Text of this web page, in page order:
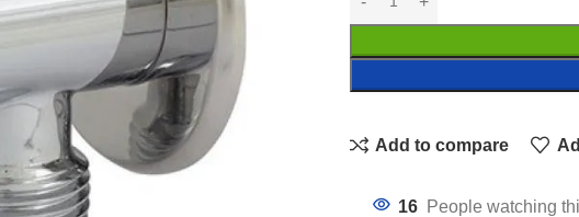
Add to compare
16 People watching